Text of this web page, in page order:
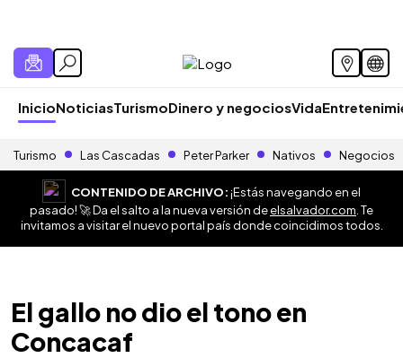
InicioNoticiasTurismoDinero y negociosVida
Turismo Las Cascadas Peter Parker Nativos Negocios
CONTENIDO DE ARCHIVO:¡Estás navegando en el
pasado! 🚀 Da el salto a la nueva versión deelsalvador.com . Te
invitamos a visitar el nuevo portal país donde coincidimos todos.
El gallo no dio el tono en
Concacaf